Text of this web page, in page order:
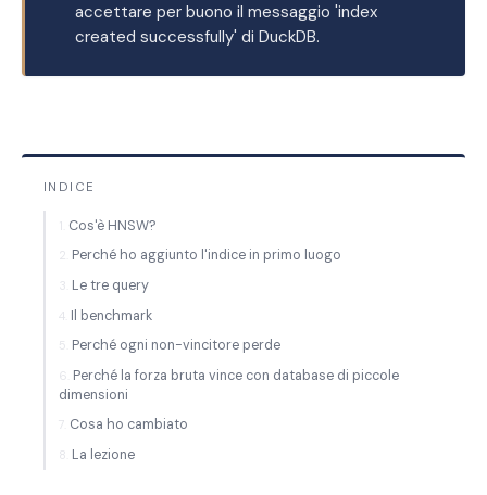
accettare per buono il messaggio 'index
created successfully' di DuckDB.
INDICE
Cos'è HNSW?
Perché ho aggiunto l'indice in primo luogo
Le tre query
Il benchmark
Perché ogni non-vincitore perde
Perché la forza bruta vince con database di piccole
dimensioni
Cosa ho cambiato
La lezione